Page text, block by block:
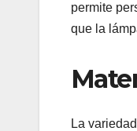
permite
que la
La